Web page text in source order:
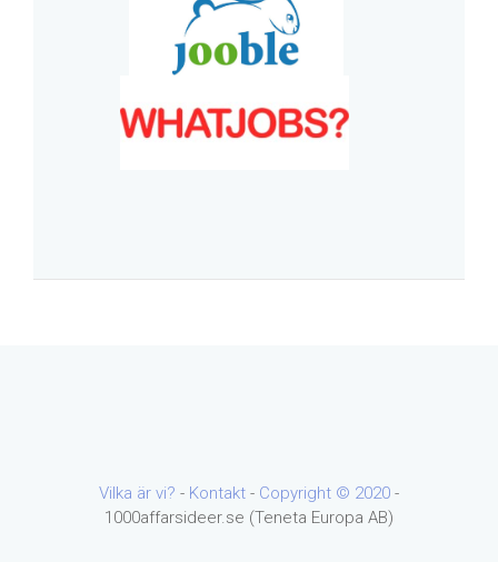
Vilka är vi? - Kontakt - Copyright © 2020 -
1000affarsideer.se (Teneta Europa AB)